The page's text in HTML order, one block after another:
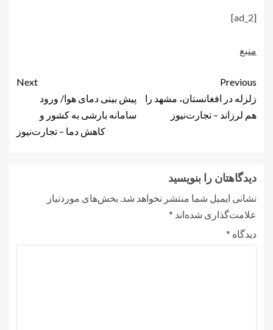
[ad_2]
منبع
Previous
زلزله در افغانستان، مشهد را
هم لرزاند – تجارت‌نیوز
Next
پیش بینی دمای هوا/ ورود
سامانه بارشی به کشور و
کاهش دما – تجارت‌نیوز
دیدگاهتان را بنویسید
نشانی ایمیل شما منتشر نخواهد شد. بخش‌های موردنیاز
علامت‌گذاری شده‌اند *
دیدگاه *